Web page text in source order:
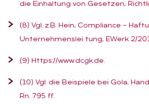
die Einhaltung von Gesetzen,
(8) Vgl. z.B. Hein, Compliance –
Unternehmenslei tung, EWerk 2/
(9) Https://www.dcgk.de.
(10) Vgl. die Beispiele bei Gola,
Rn. 795 ff.